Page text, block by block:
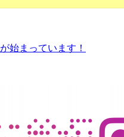
始まっています！